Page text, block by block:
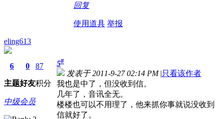
回复
使用道具 举报
eling613
6
主题
0
好友
87
积分
中级会员
5#
发表于 2011-9-27 02:14 PM |只看该作者
我也是中了，但没收到信。
几年了，音讯全无。
楼楼也可以不用理了，他来抓你事就说没收到
信就好了。